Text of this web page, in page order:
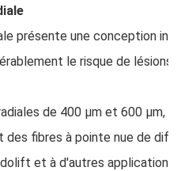
présente une conception
le risque de
de 400 μm et 600 μm,
des fibres à pointe nue de
et à d'autres applications.